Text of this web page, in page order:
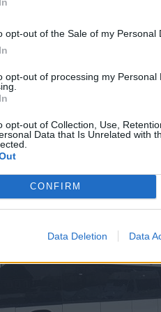
opt-out of the Sale of my Personal
opt-out of processing my Personal
opt-out of Collection, Use,
Data that Is Unrelated with
CONFIRM
Data Deletion Data
og